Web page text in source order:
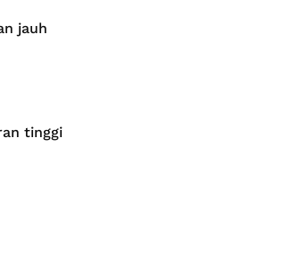
jauh
tinggi